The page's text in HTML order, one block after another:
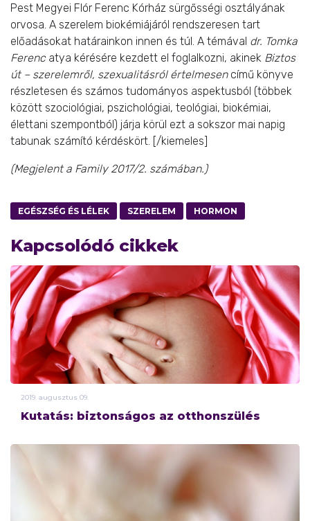
Pest Megyei Flór Ferenc Kórház sürgősségi osztályának
orvosa. A szerelem biokémiájáról rendszeresen tart
előadásokat határainkon innen és túl. A témával dr. Tomka
Ferencatya kérésére kezdett el foglalkozni, akinek Biztos
út – szerelemről, szexualitásról értelmesencímű könyve
részletesen és számos tudományos aspektusból (többek
között szociológiai, pszichológiai, teológiai, biokémiai,
élettani szempontból) járja körül ezt a sokszor mai napig
tabunak számító kérdéskört. [/kiemeles]
(Megjelent a Family 2017/2. számában.)
EGÉSZSÉG ÉS LÉLEK SZERELEM HORMON
Kapcsolódó cikkek
2019. augusztus 09.
Kutatás: biztonságos az otthonszülés